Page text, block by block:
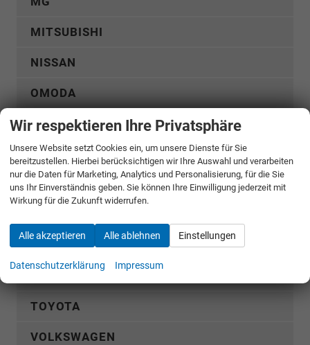
MITSUBISHI
NISSAN
OMODA
OPEL
PEUGEOT
RENAULT
SKODA
TOYOTA
VOLKSWAGEN
Wir respektieren Ihre Privatsphäre
Unsere Website setzt Cookies ein, um unsere Dienste für Sie
bereitzustellen. Hierbei berücksichtigen wir Ihre Auswahl und verarbeiten
nur die Daten für Marketing, Analytics und Personalisierung, für die Sie
uns Ihr Einverständnis geben. Sie können Ihre Einwilligung jederzeit mit
Wirkung für die Zukunft widerrufen.
Alle akzeptieren Alle ablehnen Einstellungen
Datenschutzerklärung Impressum